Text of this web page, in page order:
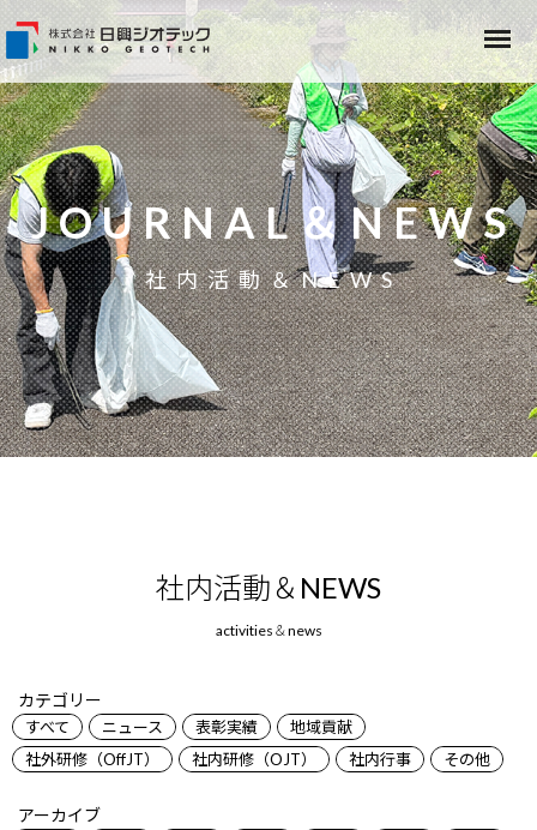
JOURNAL＆NEWS
社内活動＆NEWS
カテゴリー
すべて ニュース 表彰実績
地域貢献
社外研修（OffJT）
社内研修（OJT） 社内行事 その他
アーカイブ